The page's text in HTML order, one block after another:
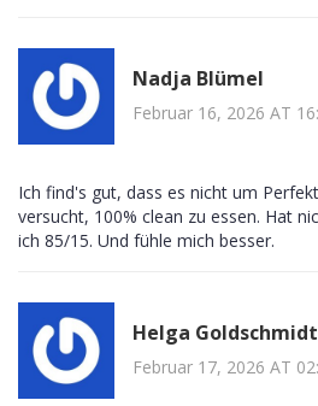
Nadja Blümel
Februar 16, 2026 AT
Ich find's gut, dass es nicht um
versucht, 100% clean zu essen. Hat
ich 85/15. Und fühle mich besser.
Helga Goldschmidt
Februar 17, 2026 AT